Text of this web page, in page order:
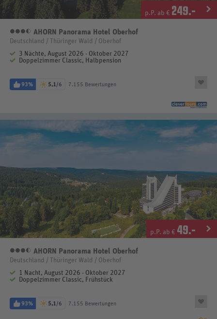
p.P. ab € 249.-
3,5 Sterne
AHORN Panorama Hotel Oberhof
Deutschland / Thüringer Wald / Oberhof
3 Nächte, August 2026 - Oktober 2027
Doppelzimmer Classic, Halbpension
93% 5,1/6 7.155 Bewertungen
p.P. ab € 49.-
3,5 Sterne
AHORN Panorama Hotel Oberhof
Deutschland / Thüringer Wald / Oberhof
1 Nacht, August 2026 - Oktober 2027
Doppelzimmer Classic, Frühstück
93% 5,1/6 7.155 Bewertungen